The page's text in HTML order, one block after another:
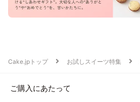
Cake.jpトップ お試しスイーツ特集
ご購入にあたって